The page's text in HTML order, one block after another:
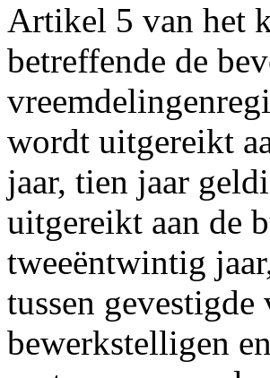
Artikel 5 van het
betreffende de
wordt uitgereikt
jaar, tien jaar
uitgereikt aan de
tweeëntwintig
tussen
bewerkstelligen